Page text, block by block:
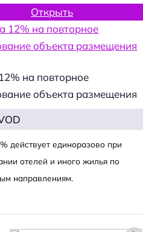
Открыть
на повторное
объекта размещения
действует единоразово при
отелей и иного жилья по
направлениям.